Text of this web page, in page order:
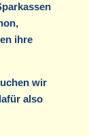
ihre
wir
also